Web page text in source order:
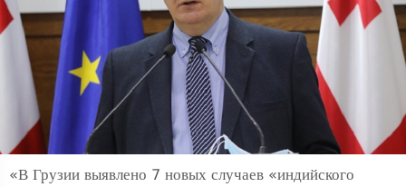
«В Грузии выявлено 7 новых случаев «индийского